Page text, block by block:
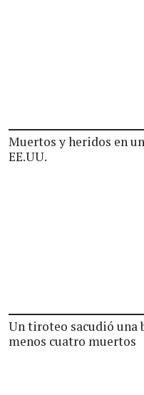
Muertos y heridos en
EE.UU.
Un tiroteo sacudió una
menos cuatro muertos